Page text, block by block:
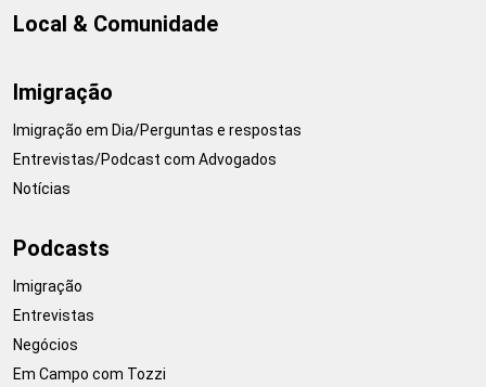
Local & Comunidade
Imigração
Imigração em Dia/Perguntas e respostas
Entrevistas/Podcast com Advogados
Notícias
Podcasts
Imigração
Entrevistas
Negócios
Em Campo com Tozzi